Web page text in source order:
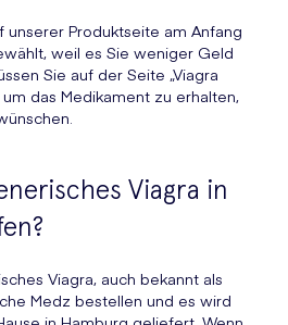
unserer Produktseite am Anfang
weil es Sie weniger Geld
Sie auf der Seite „Viagra
um das Medikament zu erhalten,
Viagra in
Viagra, auch bekannt als
Medz bestellen und es wird